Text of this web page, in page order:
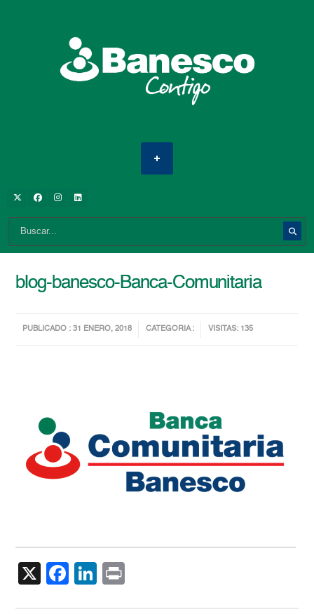
blog-banesco-Banca-Comunitaria
PUBLICADO : 31 ENERO, 2018 CATEGORIA : VISITAS: 135
X Facebook
LinkedIn